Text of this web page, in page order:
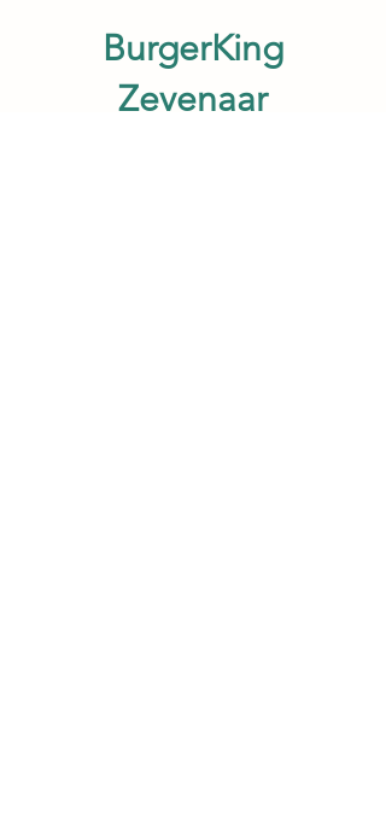
BurgerKing
Zevenaar